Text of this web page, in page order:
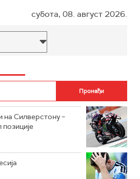
субота, 08. август 2026.
на Силверстону –